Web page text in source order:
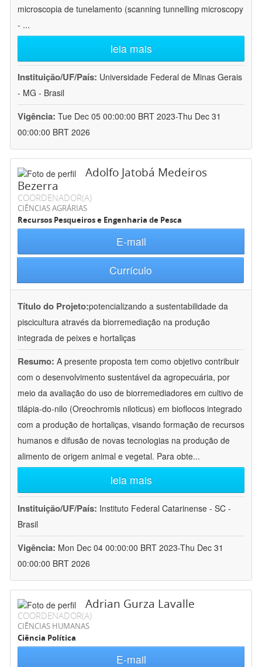
microscopia de tunelamento (scanning tunnelling microscopy
- ...
leia mais
Instituição/UF/País: Universidade Federal de Minas Gerais
- MG - Brasil
Vigência: Tue Dec 05 00:00:00 BRT 2023-Thu Dec 31
00:00:00 BRT 2026
Adolfo Jatobá Medeiros
Bezerra
COORDENADOR(A)
CIÊNCIAS AGRÁRIAS
Recursos Pesqueiros e Engenharia de Pesca
E-mail
Currículo
Título do Projeto:potencializando a sustentabilidade da
piscicultura através da biorremediação na produção
integrada de peixes e hortaliças
Resumo: A presente proposta tem como objetivo contribuir
com o desenvolvimento sustentável da agropecuária, por
meio da avaliação do uso de biorremediadores em cultivo de
tilápia-do-nilo (Oreochromis niloticus) em bioflocos integrado
com a produção de hortaliças, visando formação de recursos
humanos e difusão de novas tecnologias na produção de
alimento de origem animal e vegetal. Para obte...
leia mais
Instituição/UF/País: Instituto Federal Catarinense - SC -
Brasil
Vigência: Mon Dec 04 00:00:00 BRT 2023-Thu Dec 31
00:00:00 BRT 2026
Adrian Gurza Lavalle
COORDENADOR(A)
CIÊNCIAS HUMANAS
Ciência Política
E-mail